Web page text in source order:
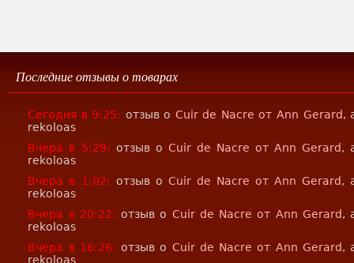
Последние отзывы о товарах
Сегодня в 9:25: отзыв о Cuir de Nacre от Ann Gerard,
rekoloas
Вчера в 5:29: отзыв о Cuir de Nacre от Ann Gerard,
rekoloas
Вчера в 1:02: отзыв о Cuir de Nacre от Ann Gerard,
rekoloas
Вчера в 20:22: отзыв о Cuir de Nacre от Ann Gerard,
rekoloas
Вчера в 16:26: отзыв о Cuir de Nacre от Ann Gerard,
rekoloas